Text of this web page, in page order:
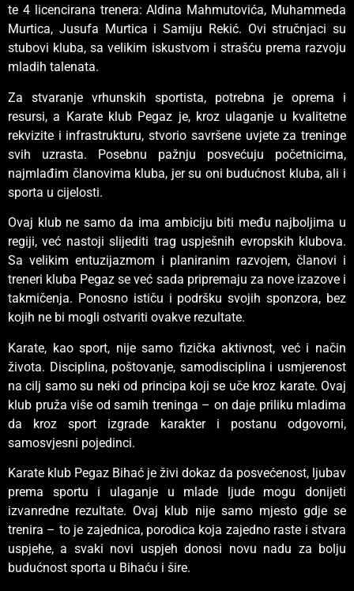
te 4 licencirana trenera: Aldina Mahmutovića, Muhammeda
Murtica, Jusufa Murtica i Samiju Rekić. Ovi stručnjaci su
stubovi kluba, sa velikim iskustvom i strašću prema razvoju
mladih talenata.
Za stvaranje vrhunskih sportista, potrebna je oprema i
resursi, a Karate klub Pegaz je, kroz ulaganje u kvalitetne
rekvizite i infrastrukturu, stvorio savršene uvjete za treninge
svih uzrasta. Posebnu pažnju posvećuju početnicima,
najmlađim članovima kluba, jer su oni budućnost kluba, ali i
sporta u cijelosti.
Ovaj klub ne samo da ima ambiciju biti među najboljima u
regiji, već nastoji slijediti trag uspješnih evropskih klubova.
Sa velikim entuzijazmom i planiranim razvojem, članovi i
treneri kluba Pegaz se već sada pripremaju za nove izazove i
takmičenja. Ponosno ističu i podršku svojih sponzora, bez
kojih ne bi mogli ostvariti ovakve rezultate.
Karate, kao sport, nije samo fizička aktivnost, već i način
života. Disciplina, poštovanje, samodisciplina i usmjerenost
na cilj samo su neki od principa koji se uče kroz karate. Ovaj
klub pruža više od samih treninga – on daje priliku mladima
da kroz sport izgrade karakter i postanu odgovorni,
samosvjesni pojedinci.
Karate klub Pegaz Bihać je živi dokaz da posvećenost, ljubav
prema sportu i ulaganje u mlade ljude mogu donijeti
izvanredne rezultate. Ovaj klub nije samo mjesto gdje se
trenira – to je zajednica, porodica koja zajedno raste i stvara
uspjehe, a svaki novi uspjeh donosi novu nadu za bolju
budućnost sporta u Bihaću i šire.